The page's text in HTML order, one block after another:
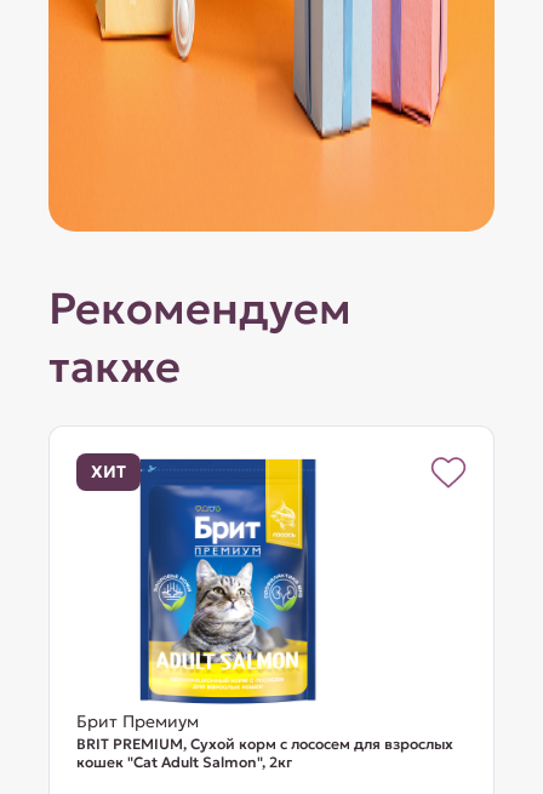
Рекомендуем
также
ХИТ
Брит Премиум
BRIT PREMIUM, Сухой корм с лососем для взрослых
кошек "Cat Adult Salmon", 2кг